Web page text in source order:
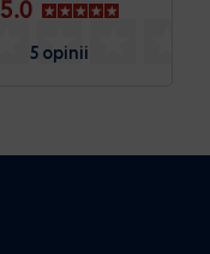
5.0
5 opinii